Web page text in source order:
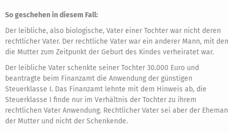
So geschehen in diesem Fall:
Der leibliche, also biologische, Vater einer Tochter war nicht deren
rechtlicher Vater. Der rechtliche Vater war ein anderer Mann, mit
die Mutter zum Zeitpunkt der Geburt des Kindes verheiratet war.
Der leibliche Vater schenkte seiner Tochter 30.000 Euro und
beantragte beim Finanzamt die Anwendung der günstigen
Steuerklasse I. Das Finanzamt lehnte mit dem Hinweis ab, die
Steuerklasse I finde nur im Verhältnis der Tochter zu ihrem
rechtlichen Vater Anwendung. Rechtlicher Vater sei aber der
der Mutter und nicht der Schenkende.